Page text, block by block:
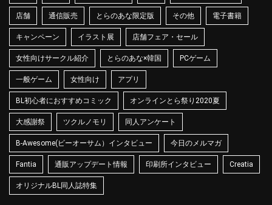
店舗 通信販売 とらのあな限定版 その他 電子書籍
キャンペーン イラスト展 店舗フェア・セール
女性向けサークル紹介 とらのあな×韓国 PCゲーム
一般ゲーム 女性向け アプリ
BL初心者におすすめコミック オンラインとら祭り2020夏
大感謝祭 ツクルノモリ 同人アンケート
B-Awesome(ビーオーサム）インタビュー 今日のメルマガ
Fantia 通販アップデート情報 印刷所インタビュー Creatia
オリジナルBL同人誌特集